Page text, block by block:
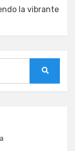
la vibrante